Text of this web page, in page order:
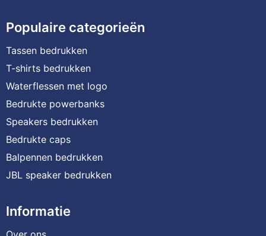
Populaire categorieën
Tassen bedrukken
T-shirts bedrukken
Waterflessen met logo
Bedrukte powerbanks
Speakers bedrukken
Bedrukte caps
Balpennen bedrukken
JBL speaker bedrukken
Informatie